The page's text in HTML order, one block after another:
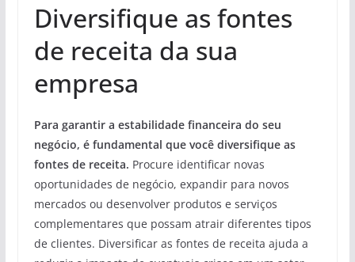
Diversifique as fontes
de receita da sua
empresa
Para garantir a estabilidade financeira do seu
negócio, é fundamental que você diversifique as
fontes de receita. Procure identificar novas
oportunidades de negócio, expandir para novos
mercados ou desenvolver produtos e serviços
complementares que possam atrair diferentes tipos
de clientes. Diversificar as fontes de receita ajuda a